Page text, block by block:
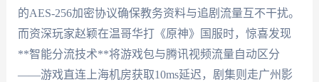
的AES-256加密协议确保教务资料与追剧流量互不干扰。
而资深玩家赵颖在温哥华打《原神》国服时，惊喜发现
**智能分流技术**将游戏包与腾讯视频流量自动区分
——游戏直连上海机房获取10ms延迟，剧集则走广州影